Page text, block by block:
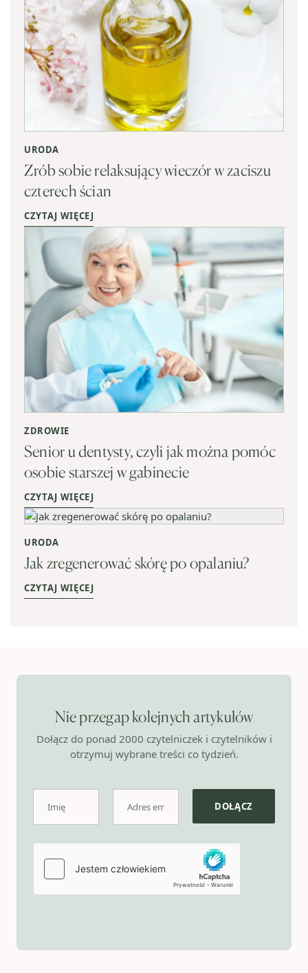
URODA
Zrób sobie relaksujący wieczór w zaciszu
czterech ścian
CZYTAJ WIĘCEJ
ZDROWIE
Senior u dentysty, czyli jak można pomóc
osobie starszej w gabinecie
CZYTAJ WIĘCEJ
URODA
Jak zregenerować skórę po opalaniu?
CZYTAJ WIĘCEJ
Nie przegap kolejnych artykułów
Dołącz do ponad 2000 czytelniczek i czytelników i
otrzymuj wybrane treści co tydzień.